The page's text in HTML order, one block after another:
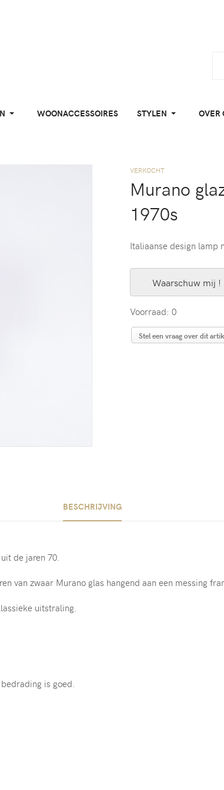
WOONACCESSOIRES STYLEN OVER
VERKOCHT
Murano
1970s
Italiaanse design lamp
Waarschuw mij !
Voorraad: 0
Stel een vraag over dit
BESCHRIJVING
de jaren 70.
van zwaar Murano glas hangend aan een messing
uitstraling.
is goed.